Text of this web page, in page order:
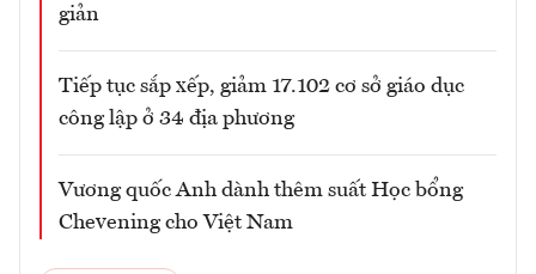
giản
Tiếp tục sắp xếp, giảm 17.102 cơ sở giáo dục
công lập ở 34 địa phương
Vương quốc Anh dành thêm suất Học bổng
Chevening cho Việt Nam